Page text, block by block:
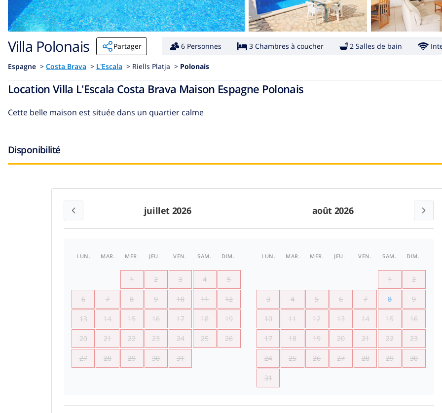
Villa Polonais Partager 6 Personnes 3 Chambres à coucher 2 Salles de bain
Espagne > Costa Brava > L'Escala > Riells Platja > Polonais
Location Villa L'Escala Costa Brava Maison Espagne Polonais
Cette belle maison est située dans un quartier calme
Disponibilité
juillet 2026 août 2026
LUN. MAR. MER. JEU. VEN. SAM. DIM.
1 2 3 4 5
6 7 8 9 10 11 12
13 14 15 16 17 18 19
20 21 22 23 24 25 26
27 28 29 30 31
LUN. MAR. MER. JEU. VEN. SAM. DIM.
1 2
3 4 5 6 7 8 9
10 11 12 13 14 15 16
17 18 19 20 21 22 23
24 25 26 27 28 29 30
31